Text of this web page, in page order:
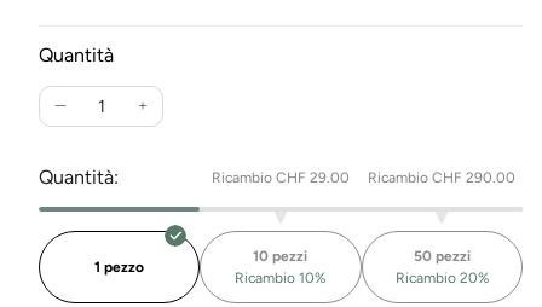
Quantità
Ridurre
quantità
per
T-
Shirt
Sheck
Heavy
Aumentare
quantità
T-
Shirt
Sheck
Heavy
Quantità: Ricambio CHF 29.00 Ricambio CHF 290.00
1 pezzo
10 pezzi
Ricambio 10%
50 pezzi
Ricambio 20%